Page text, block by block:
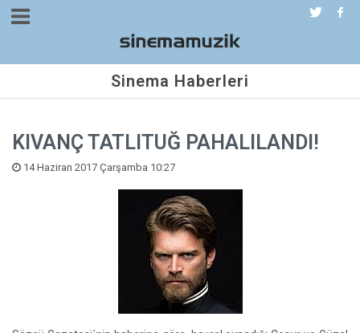
Sinema Haberleri
KIVANÇ TATLITUĞ PAHALILANDI!
14 Haziran 2017 Çarşamba 10:27